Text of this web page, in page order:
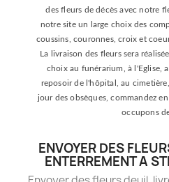
des fleurs de décès avec notre
notre site un large choix des
coussins, couronnes, croix et
La livraison des fleurs sera
choix au funérarium, à l'Eglise,
reposoir de l'hôpital, au
jour des obsèques, commandez
occupons
ENVOYER DES
ENTERREMENT A